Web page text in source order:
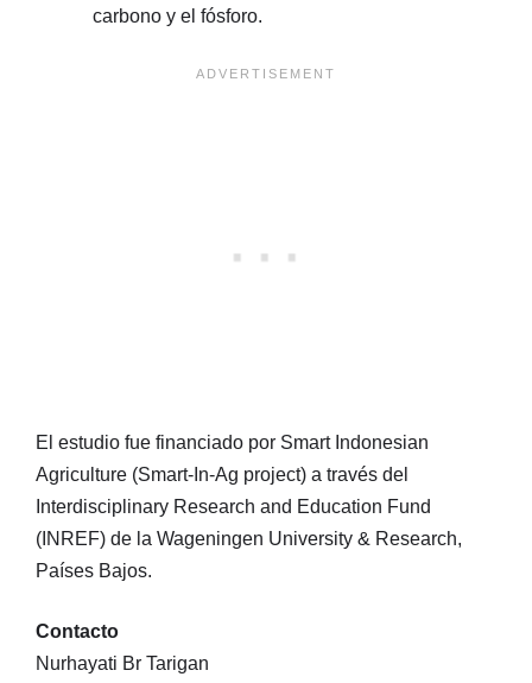
carbono y el fósforo.
El estudio fue financiado por Smart Indonesian
Agriculture (Smart-In-Ag project) a través del
Interdisciplinary Research and Education Fund
(INREF) de la Wageningen University & Research,
Países Bajos.
Contacto
Nurhayati Br Tarigan